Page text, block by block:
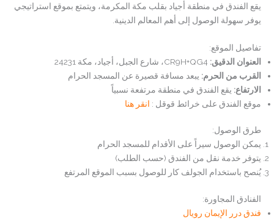
يقع الفندق في منطقة أجياد بقلب مكة المكرمة، ويتمتع بموقع استراتيجي
يوفر سهولة الوصول إلى أهم المعالم الدينية.
تفاصيل الموقع:
العنوان الدقيق:
القرب من الحرم: يبعد مسافة قصيرة عن المسجد الحرام
الارتفاع: يقع الفندق في منطقة مرتفعة نسبياً
موقع الفندق على خرائط قوقل : انقر هنا
طرق الوصول:
يمكن الوصول سيراً على الأقدام للمسجد الحرام
يتوفر خدمة نقل من الفندق (حسب الطلب)
يُنصح باستخدام الجولف كار للوصول بسبب الموقع المرتفع
الفنادق المجاورة:
فندق درر الإيمان رويال